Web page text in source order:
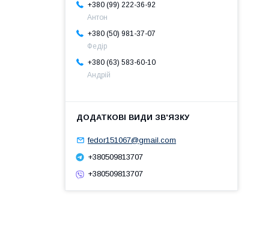
+380 (99) 222-36-92
Антон
+380 (50) 981-37-07
Федір
+380 (63) 583-60-10
Андрій
fedor151067@gmail.com
+380509813707
+380509813707